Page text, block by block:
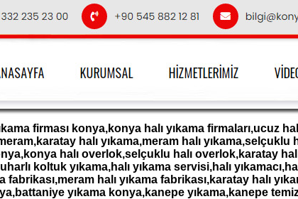
firması konya,konya halı yıkama firmaları,ucuz
halı yıkama,meram halı yıkama,selçuklu
halı overlok,selçuklu halı overlok,karatay
koltuk yıkama,halı yıkama servisi,halı
halı yıkama fabrikası,karatay halı
yıkama konya,kanepe yıkama,kanepe